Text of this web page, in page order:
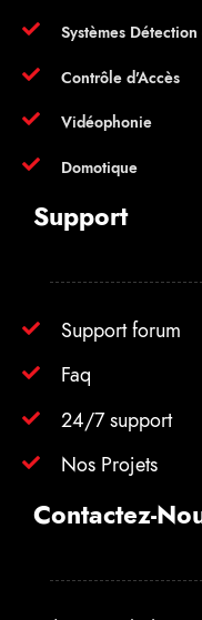
Systèmes
Contrôle d’Accès
Vidéophonie
Domotique
Support
Support forum
Faq
24/7 support
Nos Projets
Contactez-